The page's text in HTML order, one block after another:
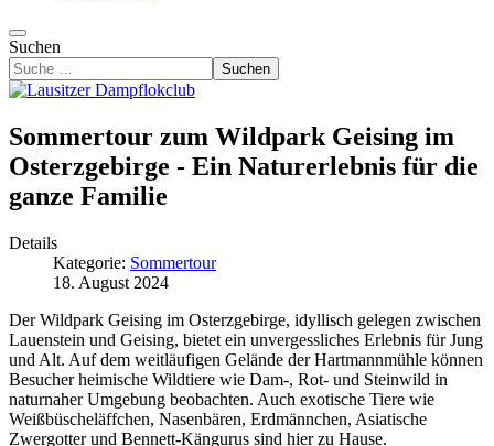
Suchen
Suchen
Sommertour zum Wildpark Geising im
Osterzgebirge - Ein Naturerlebnis für die
ganze Familie
Details
Kategorie: Sommertour
18. August 2024
Der Wildpark Geising im Osterzgebirge, idyllisch gelegen zwischen
Lauenstein und Geising, bietet ein unvergessliches Erlebnis für Jung
und Alt. Auf dem weitläufigen Gelände der Hartmannmühle können
Besucher heimische Wildtiere wie Dam-, Rot- und Steinwild in
naturnaher Umgebung beobachten. Auch exotische Tiere wie
Weißbüscheläffchen, Nasenbären, Erdmännchen, Asiatische
Zwergotter und Bennett-Kängurus sind hier zu Hause.